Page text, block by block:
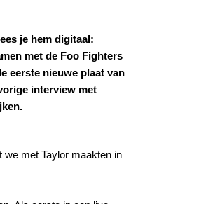
je hem digitaal:
met de Foo Fighters
eerste nieuwe plaat van
interview met
met Taylor maakten in